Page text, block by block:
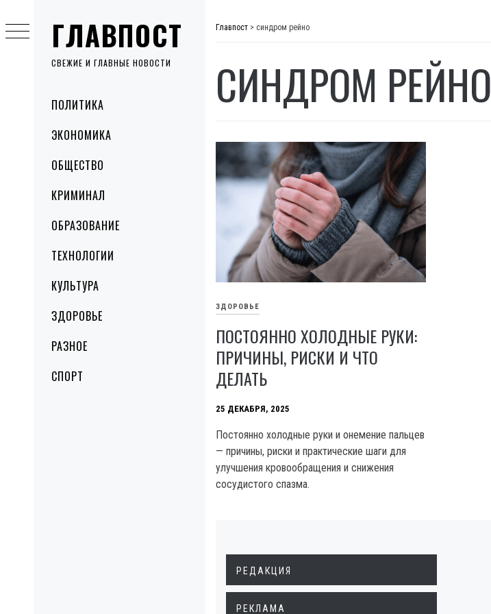
ГЛАВПОСТ
СВЕЖИЕ И ГЛАВНЫЕ НОВОСТИ
MenuПОЛИТИКА
ЭКОНОМИКА
ОБЩЕСТВО
КРИМИНАЛ
ОБРАЗОВАНИЕ
ТЕХНОЛОГИИ
КУЛЬТУРА
ЗДОРОВЬЕ
РАЗНОЕ
СПОРТ
to
content
Главпост > синдром рейно
СИНДРОМ РЕЙНО
ЗДОРОВЬЕ
ПОСТОЯННО ХОЛОДНЫЕ РУКИ:
ПРИЧИНЫ, РИСКИ И ЧТО
ДЕЛАТЬ
25 ДЕКАБРЯ, 2025
Постоянно холодные руки и онемение пальцев
— причины, риски и практические шаги для
улучшения кровообращения и снижения
сосудистого спазма.
РЕДАКЦИЯ
РЕКЛАМА